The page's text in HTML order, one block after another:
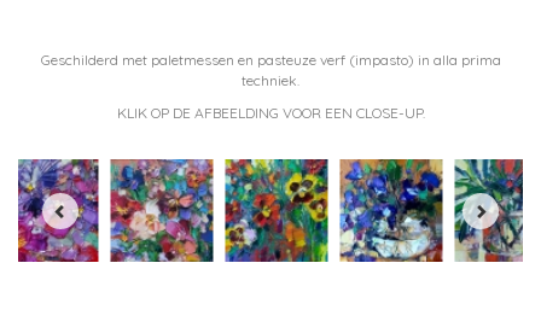
Geschilderd met paletmessen en pasteuze verf (impasto) in alla prima
techniek.
KLIK OP DE AFBEELDING VOOR EEN CLOSE-UP.